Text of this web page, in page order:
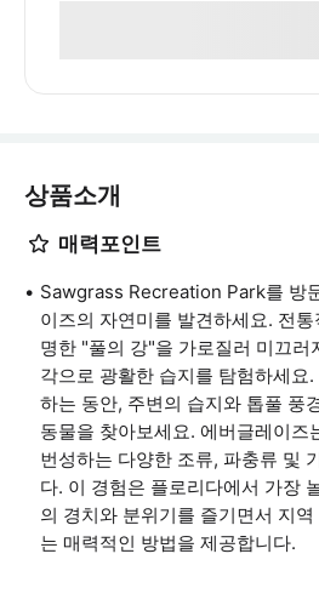
상품소개
매력포인트
Sawgrass Recreation Park를 방
이즈의 자연미를 발견하세요. 전
명한 "풀의 강"을 가로질러 미끄러
각으로 광활한 습지를 탐험하세요
하는 동안, 주변의 습지와 톱풀 풍
동물을 찾아보세요. 에버글레이즈
번성하는 다양한 조류, 파충류 및
다. 이 경험은 플로리다에서 가장
의 경치와 분위기를 즐기면서 지
는 매력적인 방법을 제공합니다.